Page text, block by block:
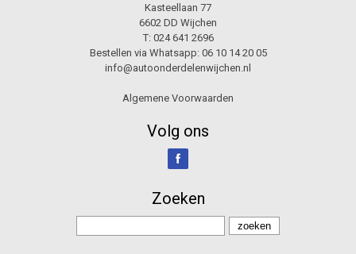
Kasteellaan 77
6602 DD Wijchen
T: 024 641 2696
Bestellen via Whatsapp: 06 10 14 20 05
info@autoonderdelenwijchen.nl
Algemene Voorwaarden
Volg ons
Zoeken